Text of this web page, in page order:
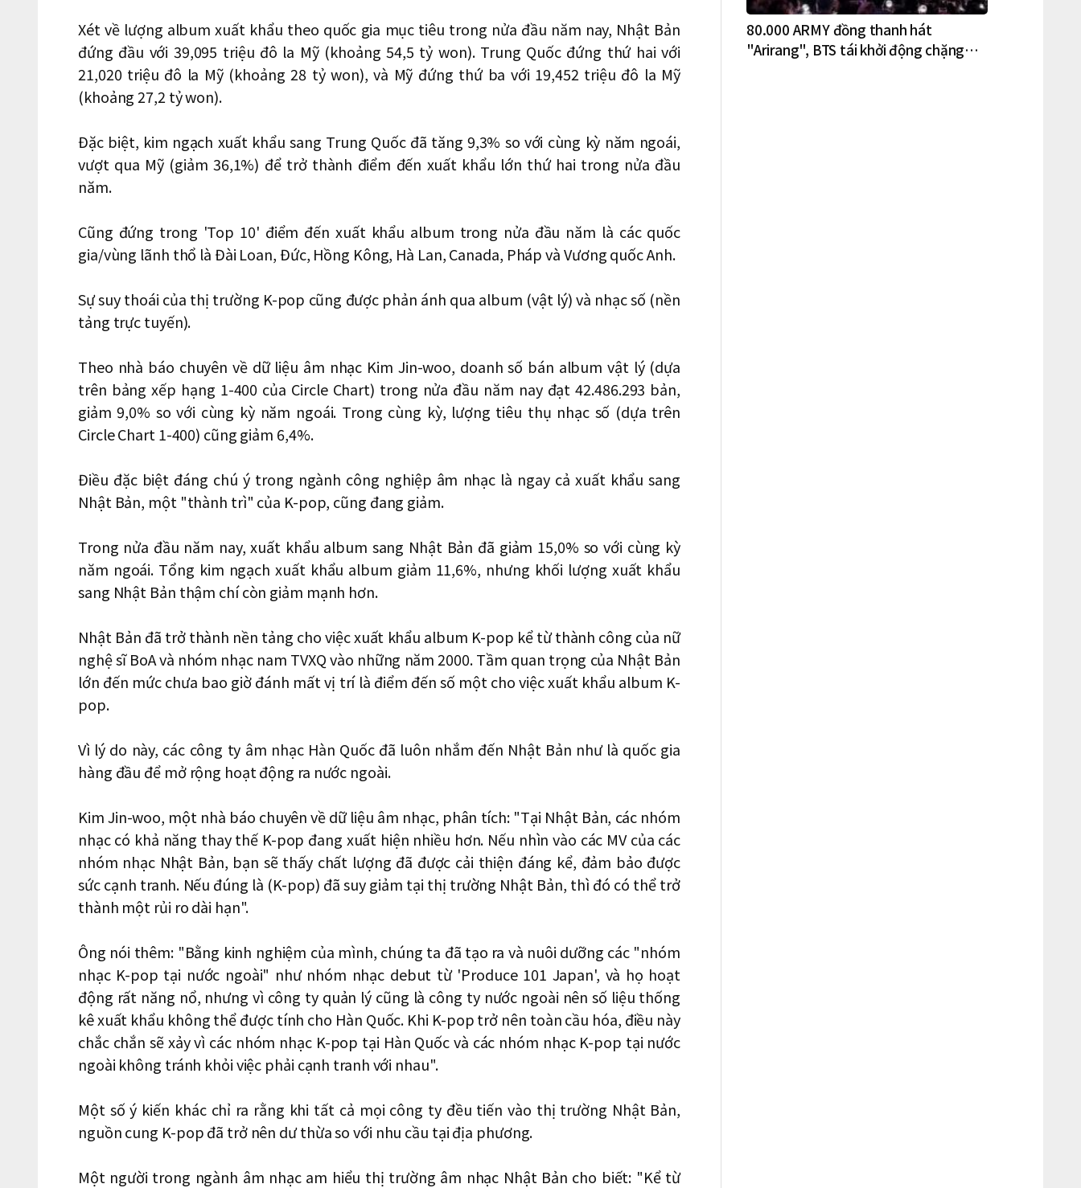
Xét về lượng album xuất khẩu theo quốc gia mục tiêu trong nửa đầu năm nay, Nhật Bản
đứng đầu với 39,095 triệu đô la Mỹ (khoảng 54,5 tỷ won). Trung Quốc đứng thứ hai với
21,020 triệu đô la Mỹ (khoảng 28 tỷ won), và Mỹ đứng thứ ba với 19,452 triệu đô la Mỹ
(khoảng 27,2 tỷ won).
Đặc biệt, kim ngạch xuất khẩu sang Trung Quốc đã tăng 9,3% so với cùng kỳ năm ngoái,
vượt qua Mỹ (giảm 36,1%) để trở thành điểm đến xuất khẩu lớn thứ hai trong nửa đầu
năm.
Cũng đứng trong 'Top 10' điểm đến xuất khẩu album trong nửa đầu năm là các quốc
gia/vùng lãnh thổ là Đài Loan, Đức, Hồng Kông, Hà Lan, Canada, Pháp và Vương quốc Anh.
Sự suy thoái của thị trường K-pop cũng được phản ánh qua album (vật lý) và nhạc số (nền
tảng trực tuyến).
Theo nhà báo chuyên về dữ liệu âm nhạc Kim Jin-woo, doanh số bán album vật lý (dựa
trên bảng xếp hạng 1-400 của Circle Chart) trong nửa đầu năm nay đạt 42.486.293 bản,
giảm 9,0% so với cùng kỳ năm ngoái. Trong cùng kỳ, lượng tiêu thụ nhạc số (dựa trên
Circle Chart 1-400) cũng giảm 6,4%.
Điều đặc biệt đáng chú ý trong ngành công nghiệp âm nhạc là ngay cả xuất khẩu sang
Nhật Bản, một "thành trì" của K-pop, cũng đang giảm.
Trong nửa đầu năm nay, xuất khẩu album sang Nhật Bản đã giảm 15,0% so với cùng kỳ
năm ngoái. Tổng kim ngạch xuất khẩu album giảm 11,6%, nhưng khối lượng xuất khẩu
sang Nhật Bản thậm chí còn giảm mạnh hơn.
Nhật Bản đã trở thành nền tảng cho việc xuất khẩu album K-pop kể từ thành công của nữ
nghệ sĩ BoA và nhóm nhạc nam TVXQ vào những năm 2000. Tầm quan trọng của Nhật Bản
lớn đến mức chưa bao giờ đánh mất vị trí là điểm đến số một cho việc xuất khẩu album K-
pop.
Vì lý do này, các công ty âm nhạc Hàn Quốc đã luôn nhắm đến Nhật Bản như là quốc gia
hàng đầu để mở rộng hoạt động ra nước ngoài.
Kim Jin-woo, một nhà báo chuyên về dữ liệu âm nhạc, phân tích: "Tại Nhật Bản, các nhóm
nhạc có khả năng thay thế K-pop đang xuất hiện nhiều hơn. Nếu nhìn vào các MV của các
nhóm nhạc Nhật Bản, bạn sẽ thấy chất lượng đã được cải thiện đáng kể, đảm bảo được
sức cạnh tranh. Nếu đúng là (K-pop) đã suy giảm tại thị trường Nhật Bản, thì đó có thể trở
thành một rủi ro dài hạn".
Ông nói thêm: "Bằng kinh nghiệm của mình, chúng ta đã tạo ra và nuôi dưỡng các "nhóm
nhạc K-pop tại nước ngoài" như nhóm nhạc debut từ 'Produce 101 Japan', và họ hoạt
động rất năng nổ, nhưng vì công ty quản lý cũng là công ty nước ngoài nên số liệu thống
kê xuất khẩu không thể được tính cho Hàn Quốc. Khi K-pop trở nên toàn cầu hóa, điều này
chắc chắn sẽ xảy vì các nhóm nhạc K-pop tại Hàn Quốc và các nhóm nhạc K-pop tại nước
ngoài không tránh khỏi việc phải cạnh tranh với nhau".
Một số ý kiến khác chỉ ra rằng khi tất cả mọi công ty đều tiến vào thị trường Nhật Bản,
nguồn cung K-pop đã trở nên dư thừa so với nhu cầu tại địa phương.
Một người trong ngành âm nhạc am hiểu thị trường âm nhạc Nhật Bản cho biết: "Kể từ
80.000 ARMY đồng thanh hát
"Arirang", BTS tái khởi động chặng